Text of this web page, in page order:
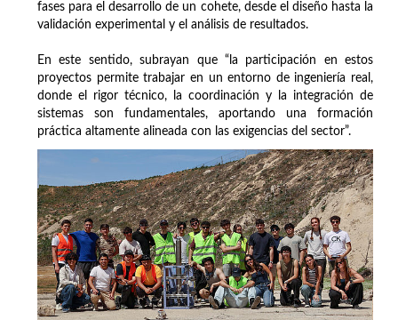
fases para el desarrollo de un cohete, desde el diseño hasta la
validación experimental y el análisis de resultados.
En este sentido, subrayan que “la participación en estos
proyectos permite trabajar en un entorno de ingeniería real,
donde el rigor técnico, la coordinación y la integración de
sistemas son fundamentales, aportando una formación
práctica altamente alineada con las exigencias del sector”.